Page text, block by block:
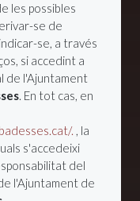
les possibles
se de
se, a través
si accedint a
de l'Ajuntament
. En tot cas, en
. , la
s'accedeixi
del
l'Ajuntament de